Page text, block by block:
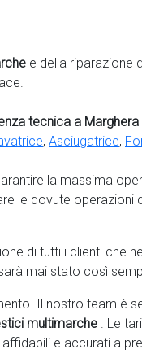
e della riparazione
tecnica a Marghera
, Asciugatrice,
la massima
le dovute operazioni
di tutti i clienti che
mai stato così
Il nostro team è
multimarche . Le
affidabili e accurati a